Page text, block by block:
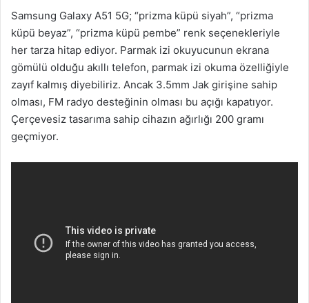
Samsung Galaxy A51 5G; “prizma küpü siyah”, “prizma
küpü beyaz”, “prizma küpü pembe” renk seçenekleriyle
her tarza hitap ediyor. Parmak izi okuyucunun ekrana
gömülü olduğu akıllı telefon, parmak izi okuma özelliğiyle
zayıf kalmış diyebiliriz. Ancak 3.5mm Jak girişine sahip
olması, FM radyo desteğinin olması bu açığı kapatıyor.
Çerçevesiz tasarıma sahip cihazın ağırlığı 200 gramı
geçmiyor.